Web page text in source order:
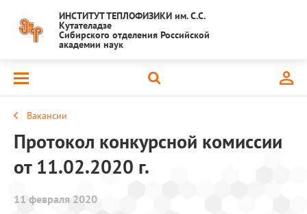
ИНСТИТУТ ТЕПЛОФИЗИКИ им. С.С.
Кутателадзе
Сибирского отделения Российской
академии наук
Вакансии
Протокол конкурсной комиссии
от 11.02.2020 г.
11 февраля 2020